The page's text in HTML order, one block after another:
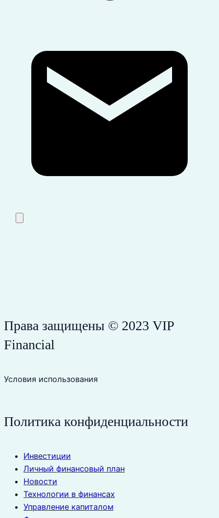
Права защищены © 2023 VIP
Financial
Условия использования
Политика конфиденциальности
Инвестиции
Личный финансовый план
Новости
Технологии в финансах
Управление капиталом